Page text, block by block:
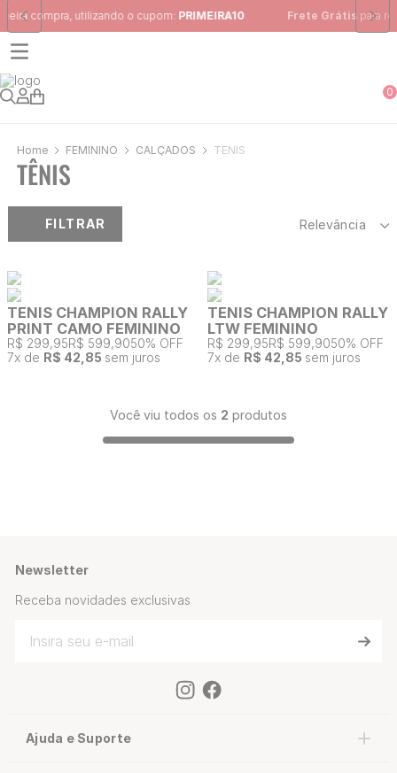
PRIMEIRA10 Frete Grátispara região Sudeste em pedidos acima
0
FEMININO CALÇADOS TÊNIS
TÊNIS
FILTRAR Relevância
TENIS CHAMPION RALLY
PRINT CAMO FEMININO
R$ 299,95R$ 599,9050% OFF
7x de R$ 42,85 sem juros
TENIS CHAMPION RALLY
LTW FEMININO
R$ 299,95R$ 599,9050% OFF
7x de R$ 42,85 sem juros
Você viu todos os 2 produtos
Newsletter
Receba novidades exclusivas
Ajuda e Suporte